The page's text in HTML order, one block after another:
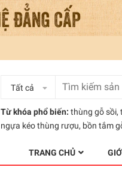
Tất cả
Từ khóa phổ biến: thùng gỗ sồi,
ngựa kéo thùng rượu, bồn tắm
TRANG CHỦ